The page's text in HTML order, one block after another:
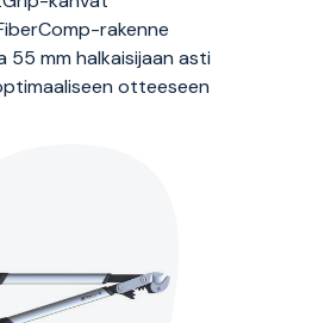
rakenne
55 mm halkaisijaan asti
otteeseen